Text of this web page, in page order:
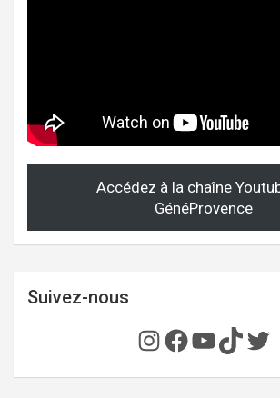
Accédez à la chaîne
GénéProvence
Suivez-nous
Instagram
Facebook
YouTube